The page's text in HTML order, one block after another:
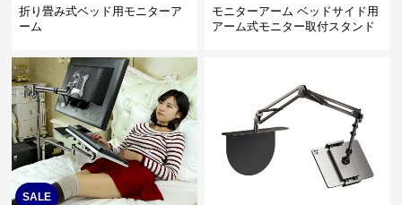
折り畳み式ベッド用モニターア
ーム
モニターアーム ベッドサイド用
アーム式モニター取付スタンド
SALE